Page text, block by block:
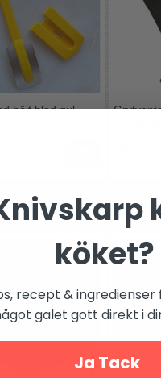
böjt blad gul
Andra köpte
köket?
recept &
galet gott direkt i
Ja Tack